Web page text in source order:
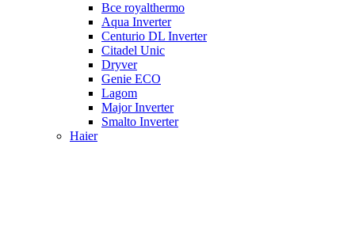
Все royalthermo
Aqua Inverter
Centurio DL Inverter
Citadel Unic
Dryver
Genie ECO
Lagom
Major Inverter
Smalto Inverter
Haier